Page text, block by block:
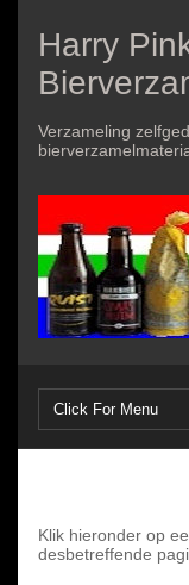
Harry
Verzameling
Klik hieronder op
desbetreffende